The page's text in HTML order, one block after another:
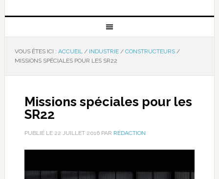
VOUS ÊTES ICI : ACCUEIL / INDUSTRIE / CONSTRUCTEURS /
MISSIONS SPÉCIALES POUR LES SR22
Missions spéciales pour les
SR22
PUBLIÉ LE 22 JUILLET 2016PAR RÉDACTION